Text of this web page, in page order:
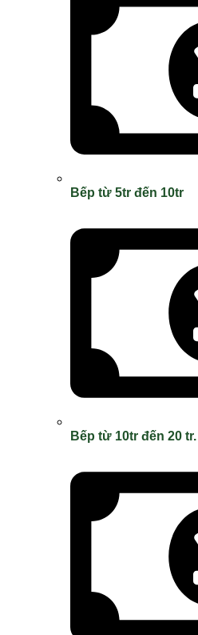
Bếp từ 5tr đến 10tr
Bếp từ 10tr đến 20 tr.